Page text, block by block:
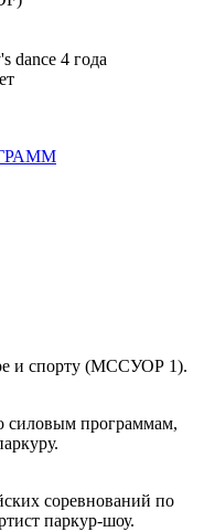
dance 4 года
и спорту (МССУОР 1).
силовым программам,
соревнований по
паркур-шоу.